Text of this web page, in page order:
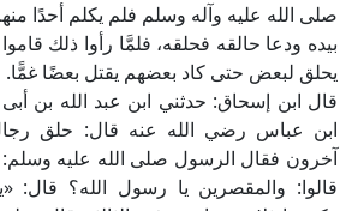
صلى الله عليه وآله وسلم فلم يكلم أحدًا
بيده ودعا حالقه فحلقه، فلمَّا رأوا ذلك
يحلق لبعض حتى كاد بعضهم يقتل بعضًا غمًّا.
قال ابن إسحاق: حدثني ابن عبد الله بن
ابن عباس رضي الله عنه قال: حلق رجال
آخرون فقال الرسول صلى الله عليه وسلم:
قالوا: والمقصرين يا رسول الله؟ قال: